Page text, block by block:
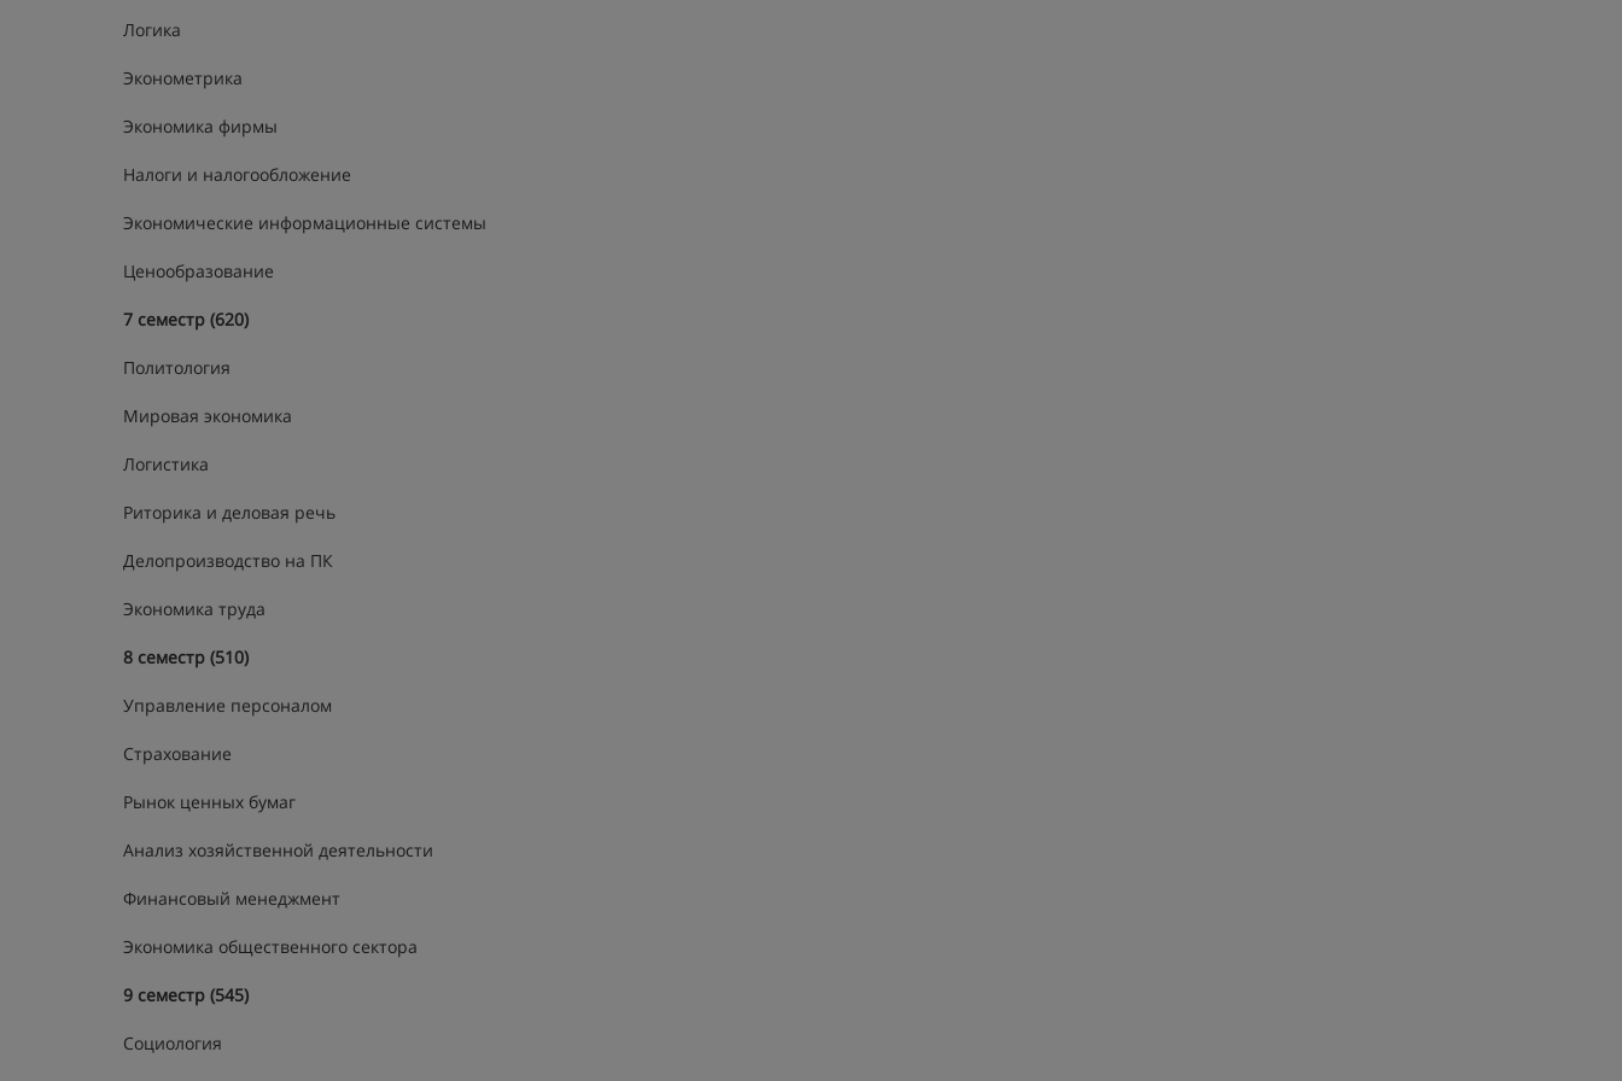
Логика
Эконометрика
Экономика фирмы
Налоги и налогообложение
Экономические информационные системы
Ценообразование
7 семестр (620)
Политология
Мировая экономика
Логистика
Риторика и деловая речь
Делопроизводство на ПК
Экономика труда
8 семестр (510)
Управление персоналом
Страхование
Рынок ценных бумаг
Анализ хозяйственной деятельности
Финансовый менеджмент
Экономика общественного сектора
9 семестр (545)
Социология